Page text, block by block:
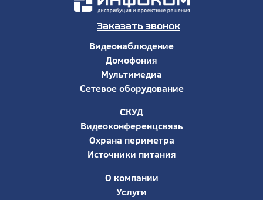
Заказать звонок
Видеонаблюдение
Домофония
Мультимедиа
Сетевое оборудование
СКУД
Видеоконференцсвязь
Охрана периметра
Источники питания
О компании
Услуги